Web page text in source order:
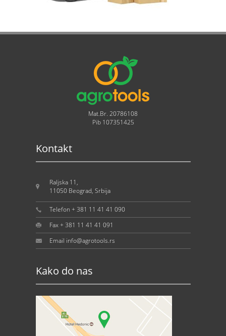
Mat.Br. 20786108
Pib 107351425
Kontakt
Raljska 11,
11050 Beograd, Srbija
Telefon + 381 11 41 41 090
Fax + 381 11 41 41 091
Email info@agrotools.rs
Kako do nas